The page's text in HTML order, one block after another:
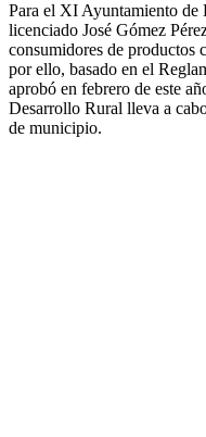
Para el XI Ayuntamiento de
licenciado José Gómez
consumidores de productos
por ello, basado en el
aprobó en febrero de este
Desarrollo Rural lleva a
de municipio.